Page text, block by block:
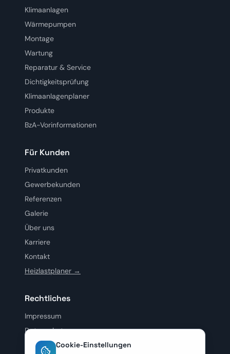
Cookie-Einstellungen
Klimaanlagen
Wärmepumpen
Montage
Wartung
Reparatur & Service
Dichtigkeitsprüfung
Klimaanlagenplaner
Produkte
BzA-Vorinformationen
Für Kunden
Privatkunden
Gewerbekunden
Referenzen
Galerie
Über uns
Karriere
Kontakt
Heizlastplaner →
Rechtliches
Impressum
Datenschutz
AGB